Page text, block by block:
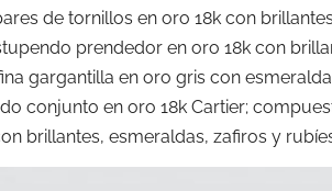
de tornillos en oro 18k con
prendedor en oro 18k con
gargantilla en oro gris con
conjunto en oro 18k Cartier;
brillantes, esmeraldas, zafiros y rubíes